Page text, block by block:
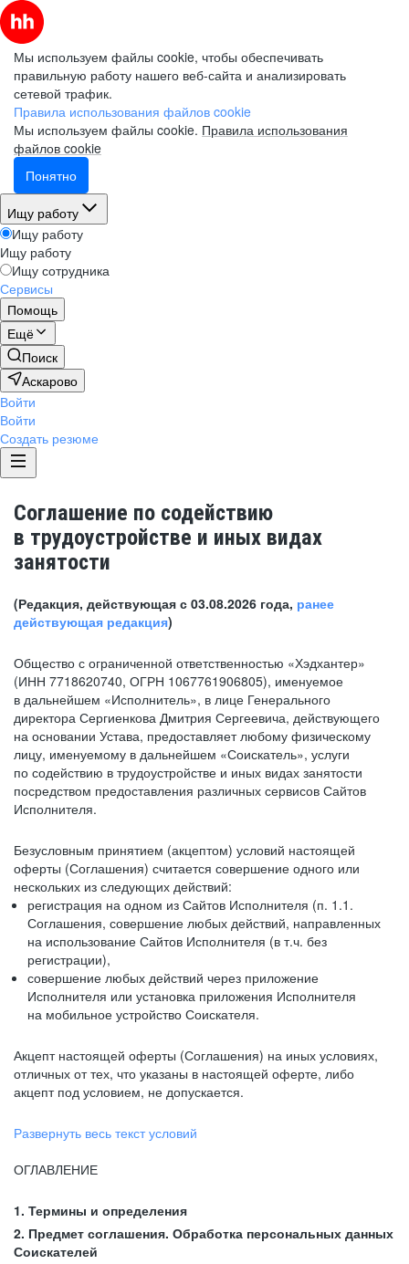
Мы используем файлы cookie, чтобы обеспечивать
правильную работу нашего веб-сайта и анализировать
сетевой трафик.
Правила использования файлов cookie
Мы используем файлы cookie. Правила использования
файлов cookie
Понятно
Ищу работу
Ищу работу
Ищу работу
Ищу сотрудника
Сервисы
Помощь
Ещё
Поиск
Аскарово
Войти
Войти
Создать резюме
Соглашение по содействию
в трудоустройстве и иных видах
занятости
(Редакция, действующая с 03.08.2026 года, ранее
действующая редакция)
Общество с ограниченной ответственностью «Хэдхантер»
(ИНН 7718620740, ОГРН 1067761906805), именуемое
в дальнейшем «Исполнитель», в лице Генерального
директора Сергиенкова Дмитрия Сергеевича, действующего
на основании Устава, предоставляет любому физическому
лицу, именуемому в дальнейшем «Соискатель», услуги
по содействию в трудоустройстве и иных видах занятости
посредством предоставления различных сервисов Сайтов
Исполнителя.
Безусловным принятием (акцептом) условий настоящей
оферты (Соглашения) считается совершение одного или
нескольких из следующих действий:
регистрация на одном из Сайтов Исполнителя (п. 1.1.
Соглашения, совершение любых действий, направленных
на использование Сайтов Исполнителя (в т.ч. без
регистрации),
совершение любых действий через приложение
Исполнителя или установка приложения Исполнителя
на мобильное устройство Соискателя.
Акцепт настоящей оферты (Соглашения) на иных условиях,
отличных от тех, что указаны в настоящей оферте, либо
акцепт под условием, не допускается.
Развернуть весь текст условий
ОГЛАВЛЕНИЕ
1. Термины и определения
2. Предмет соглашения. Обработка персональных данных
Соискателей